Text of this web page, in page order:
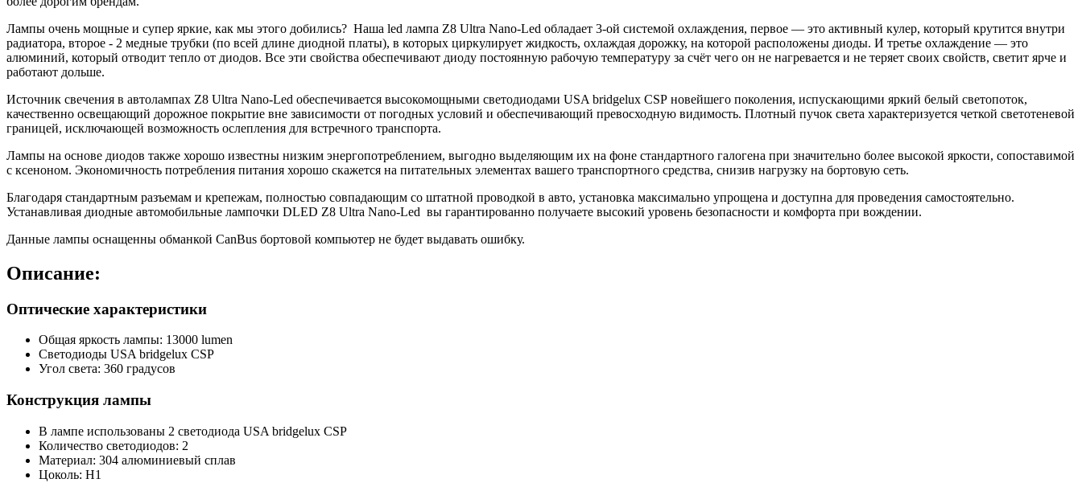
Лампы очень мощные и супер яркие, как мы этого добились? Наша led лампа Z8 Ultra Nano-Led обладает 3-ой системой охлаждения, первое — это активный кулер, который крутится внутри
радиатора, второе - 2 медные трубки (по всей длине диодной платы), в которых циркулирует жидкость, охлаждая дорожку, на которой расположены диоды. И третье охлаждение — это
алюминий, который отводит тепло от диодов. Все эти свойства обеспечивают диоду постоянную рабочую температуру за счёт чего он не нагревается и не теряет своих свойств, светит ярче и
работают дольше.
Источник свечения в автолампах Z8 Ultra Nano-Led обеспечивается высокомощными светодиодами USA bridgelux CSP новейшего поколения, испускающими яркий белый светопоток,
качественно освещающий дорожное покрытие вне зависимости от погодных условий и обеспечивающий превосходную видимость. Плотный пучок света характеризуется четкой светотеневой
границей, исключающей возможность ослепления для встречного транспорта.
Лампы на основе диодов также хорошо известны низким энергопотреблением, выгодно выделяющим их на фоне стандартного галогена при значительно более высокой яркости, сопоставимой
с ксеноном. Экономичность потребления питания хорошо скажется на питательных элементах вашего транспортного средства, снизив нагрузку на бортовую сеть.
Благодаря стандартным разъемам и крепежам, полностью совпадающим со штатной проводкой в авто, установка максимально упрощена и доступна для проведения самостоятельно.
Устанавливая диодные автомобильные лампочки DLED Z8 Ultra Nano-Led вы гарантированно получаете высокий уровень безопасности и комфорта при вождении.
Данные лампы оснащенны обманкой CanBus бортовой компьютер не будет выдавать ошибку.
Описание:
Оптические характеристики
Общая яркость лампы: 13000 lumen
Светодиоды USA bridgelux CSP
Угол света: 360 градусов
Конструкция лампы
В лампе использованы 2 светодиода USA bridgelux CSP
Количество светодиодов: 2
Материал: 304 алюминиевый сплав
Цоколь: H1